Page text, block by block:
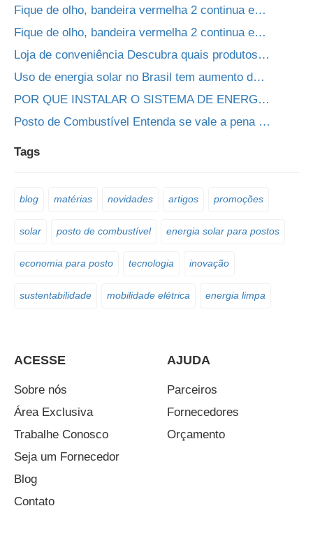
Fique de olho, bandeira vermelha 2 continua em agosto
Fique de olho, bandeira vermelha 2 continua em agosto
Loja de conveniência Descubra quais produtos não podem faltar
Uso de energia solar no Brasil tem aumento de 14,4% no 1 trimestre
POR QUE INSTALAR O SISTEMA DE ENERGIA SOLAR EM POSTOS? VEJA AS VANTAGENS
Posto de Combustível Entenda se vale a pena ou não instalar lava rápido
Tags
blog matérias novidades artigos promoções
solar posto de combustível energia solar para postos
economia para posto tecnologia inovação
sustentabilidade mobilidade elétrica energia limpa
ACESSE
Sobre nós
Área Exclusiva
Trabalhe Conosco
Seja um Fornecedor
Blog
Contato
AJUDA
Parceiros
Fornecedores
Orçamento